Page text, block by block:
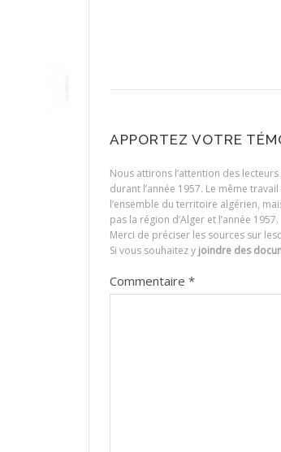
APPORTEZ VOTRE
Nous attirons l’attention des
durant l’année 1957. Le même
l’ensemble du territoire algérien,
pas la région d’Alger et l’année 1957.
Merci de préciser les sources sur
Si vous souhaitez y joindre des
Commentaire *